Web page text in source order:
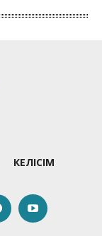
КЕЛІСІМ